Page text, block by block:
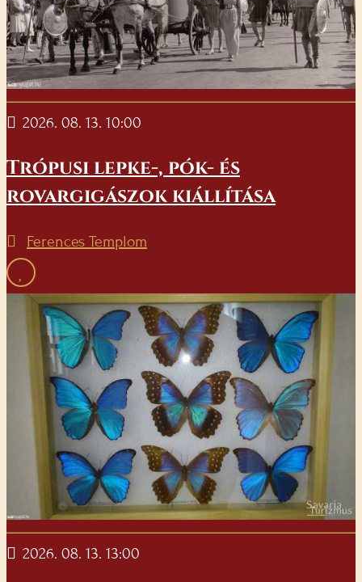
2026. 08. 13. 10:00
Trópusi lepke-, pók- és
rovargigászok kiállítása
Ferences Templom
2026. 08. 13. 13:00